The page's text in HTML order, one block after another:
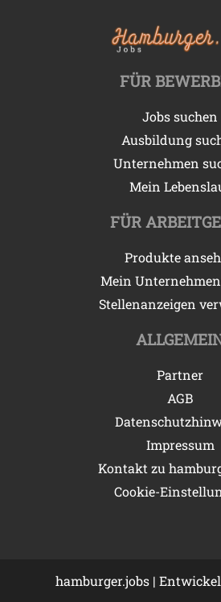
FÜR
Jobs suchen
Ausbildung
Unternehmen
Mein
FÜR
Produkte
Mein
Stellenanzeigen
Partner
AGB
Impressum
Kontakt zu
Cookie-
hamburger.jobs |